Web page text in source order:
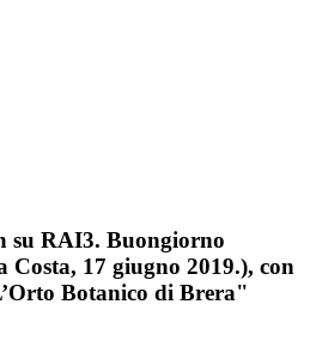
su RAI3. Buongiorno
Costa, 17 giugno 2019.), con
Botanico di Brera"